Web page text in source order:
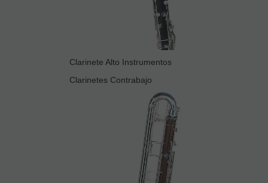
Clarinete Alto Instrumentos
Clarinetes Contrabajo